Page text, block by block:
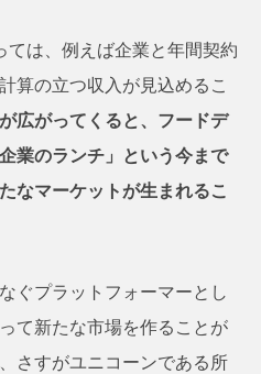
ては、例えば企業と年間契約
算の立つ収入が見込めるこ
広がってくると、フードデ
業のランチ」という今まで
なマーケットが生まれるこ
ぐプラットフォーマーとし
て新たな市場を作ることが
さすがユニコーンである所